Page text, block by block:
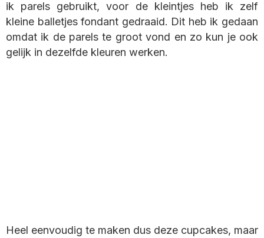
ik parels gebruikt, voor de kleintjes heb ik zelf
kleine balletjes fondant gedraaid. Dit heb ik gedaan
omdat ik de parels te groot vond en zo kun je ook
gelijk in dezelfde kleuren werken.
Heel eenvoudig te maken dus deze cupcakes, maar